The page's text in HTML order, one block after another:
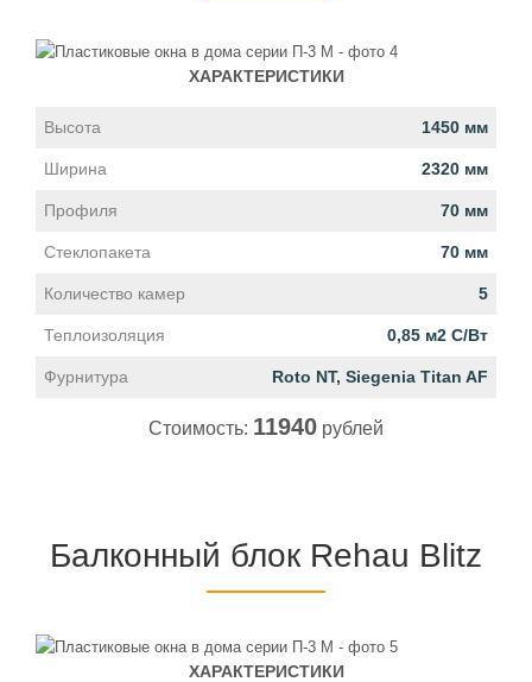
ХАРАКТЕРИСТИКИ
Высота 1450 мм
Ширина 2320 мм
Профиля 70 мм
Стеклопакета 70 мм
Количество камер 5
Теплоизоляция 0,85 м2 С/Вт
Фурнитура Roto NT, Siegenia Titan AF
Стоимость: 11940 рублей
Балконный блок Rehau Blitz
ХАРАКТЕРИСТИКИ